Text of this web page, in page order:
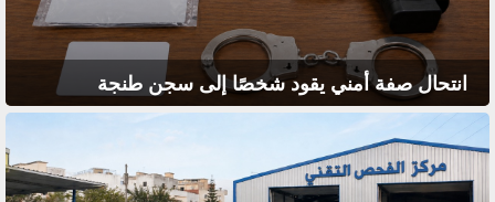
انتحال صفة أمني يقود شخصًا إلى سجن طنجة